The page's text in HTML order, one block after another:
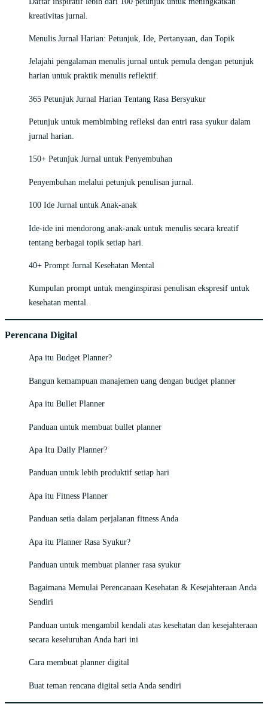
kreativitas jurnal.
Menulis Jurnal Harian: Petunjuk, Ide, Pertanyaan, dan Topik
Jelajahi pengalaman menulis jurnal untuk pemula dengan petunjuk
harian untuk praktik menulis reflektif.
365 Petunjuk Jurnal Harian Tentang Rasa Bersyukur
Petunjuk untuk membimbing refleksi dan entri rasa syukur dalam
jurnal harian.
150+ Petunjuk Jurnal untuk Penyembuhan
Penyembuhan melalui petunjuk penulisan jurnal.
100 Ide Jurnal untuk Anak-anak
Ide-ide ini mendorong anak-anak untuk menulis secara kreatif
tentang berbagai topik setiap hari.
40+ Prompt Jurnal Kesehatan Mental
Kumpulan prompt untuk menginspirasi penulisan ekspresif untuk
kesehatan mental.
Perencana Digital
Apa itu Budget Planner?
Bangun kemampuan manajemen uang dengan budget planner
Apa itu Bullet Planner
Panduan untuk membuat bullet planner
Apa Itu Daily Planner?
Panduan untuk lebih produktif setiap hari
Apa itu Fitness Planner
Panduan setia dalam perjalanan fitness Anda
Apa itu Planner Rasa Syukur?
Panduan untuk membuat planner rasa syukur
Bagaimana Memulai Perencanaan Kesehatan & Kesejahteraan Anda
Sendiri
Panduan untuk mengambil kendali atas kesehatan dan kesejahteraan
secara keseluruhan Anda hari ini
Cara membuat planner digital
Buat teman rencana digital setia Anda sendiri